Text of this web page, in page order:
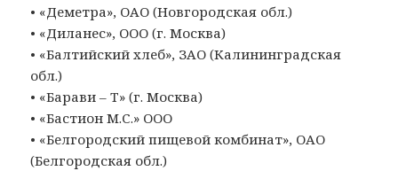
• «Деметра», ОАО (Новгородская обл.)
• «Диланес», ООО (г. Москва)
• «Балтийский хлеб», ЗАО (Калининградская
обл.)
• «Барави – Т» (г. Москва)
• «Бастион М.С.» ООО
• «Белгородский пищевой комбинат», ОАО
(Белгородская обл.)